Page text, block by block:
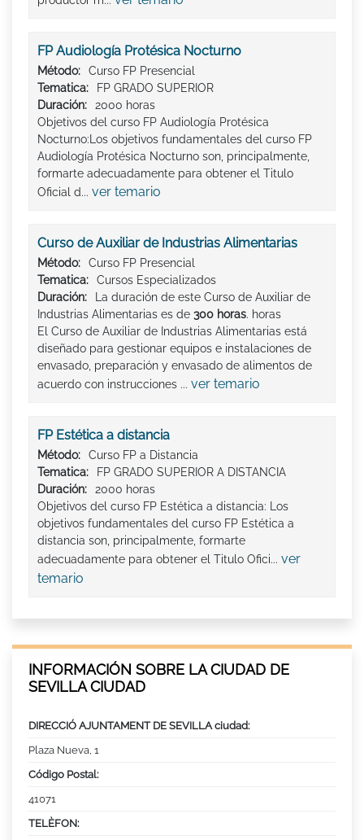
FP Audiología Protésica Nocturno
Método:
Curso FP Presencial
Tematica:
FP GRADO SUPERIOR
Duración:
2000 horas
Objetivos del curso FP Audiología Protésica
Nocturno:Los objetivos fundamentales del curso FP
Audiología Protésica Nocturno son, principalmente,
formarte adecuadamente para obtener el Titulo
Oficial d... ver temario
Curso de Auxiliar de Industrias Alimentarias
Método:
Curso FP Presencial
Tematica:
Cursos Especializados
Duración:
La duración de este Curso de Auxiliar de
Industrias Alimentarias es de 300 horas. horas
El Curso de Auxiliar de Industrias Alimentarias está
diseñado para gestionar equipos e instalaciones de
envasado, preparación y envasado de alimentos de
acuerdo con instrucciones ... ver temario
FP Estética a distancia
Método:
Curso FP a Distancia
Tematica:
FP GRADO SUPERIOR A DISTANCIA
Duración:
2000 horas
Objetivos del curso FP Estética a distancia: Los
objetivos fundamentales del curso FP Estética a
distancia son, principalmente, formarte
adecuadamente para obtener el Titulo Ofici... ver
temario
INFORMACIÓN SOBRE LA CIUDAD DE
SEVILLA CIUDAD
DIRECCIÓ AJUNTAMENT DE SEVILLA ciudad:
Plaza Nueva, 1
Código Postal:
41071
TELÈFON: